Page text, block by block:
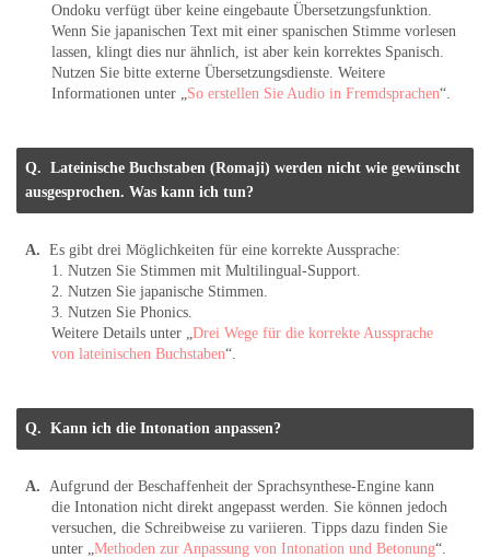
Ondoku verfügt über keine eingebaute Übersetzungsfunktion.
Wenn Sie japanischen Text mit einer spanischen Stimme vorlesen
lassen, klingt dies nur ähnlich, ist aber kein korrektes Spanisch.
Nutzen Sie bitte externe Übersetzungsdienste. Weitere
Informationen unter „ So erstellen Sie Audio in Fremdsprachen“.
Lateinische Buchstaben (Romaji) werden nicht wie gewünscht
ausgesprochen. Was kann ich tun?
Es gibt drei Möglichkeiten für eine korrekte Aussprache:
1. Nutzen Sie Stimmen mit Multilingual-Support.
2. Nutzen Sie japanische Stimmen.
3. Nutzen Sie Phonics.
Weitere Details unter „ Drei Wege für die korrekte Aussprache
von lateinischen Buchstaben“.
Kann ich die Intonation anpassen?
Aufgrund der Beschaffenheit der Sprachsynthese-Engine kann
die Intonation nicht direkt angepasst werden. Sie können jedoch
versuchen, die Schreibweise zu variieren. Tipps dazu finden Sie
unter „ Methoden zur Anpassung von Intonation und Betonung“.